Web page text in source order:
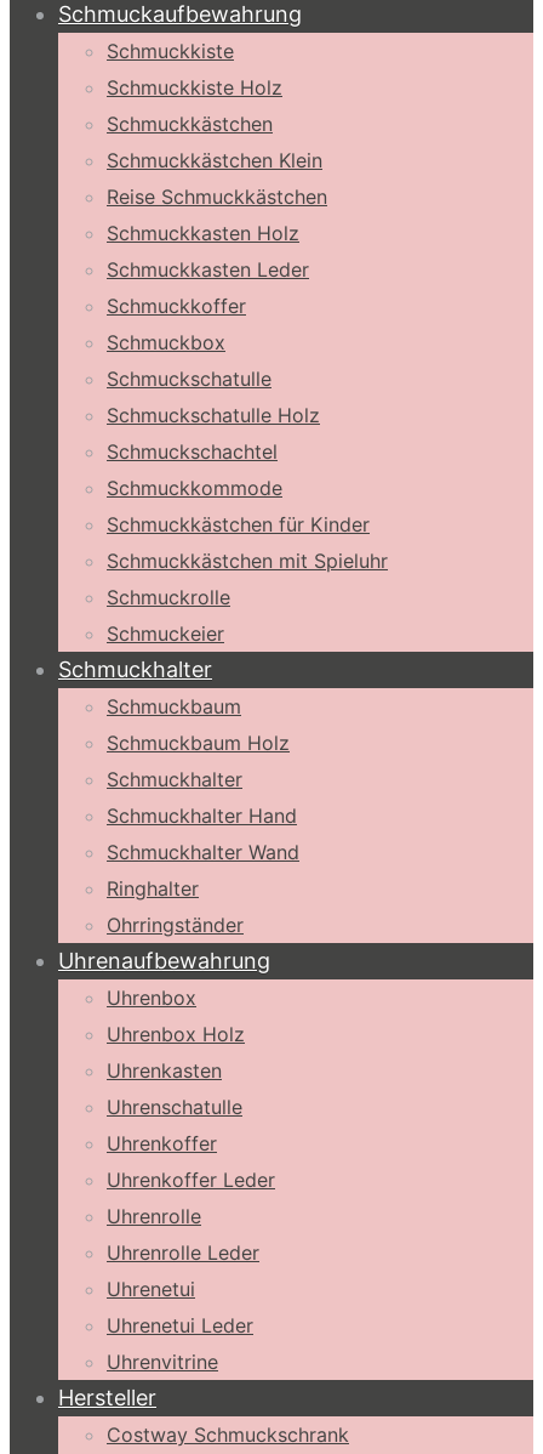
Schmuckaufbewahrung
Schmuckkiste
Schmuckkiste Holz
Schmuckkästchen
Schmuckkästchen Klein
Reise Schmuckkästchen
Schmuckkasten Holz
Schmuckkasten Leder
Schmuckkoffer
Schmuckbox
Schmuckschatulle
Schmuckschatulle Holz
Schmuckschachtel
Schmuckkommode
Schmuckkästchen für Kinder
Schmuckkästchen mit Spieluhr
Schmuckrolle
Schmuckeier
Schmuckhalter
Schmuckbaum
Schmuckbaum Holz
Schmuckhalter
Schmuckhalter Hand
Schmuckhalter Wand
Ringhalter
Ohrringständer
Uhrenaufbewahrung
Uhrenbox
Uhrenbox Holz
Uhrenkasten
Uhrenschatulle
Uhrenkoffer
Uhrenkoffer Leder
Uhrenrolle
Uhrenrolle Leder
Uhrenetui
Uhrenetui Leder
Uhrenvitrine
Hersteller
Costway Schmuckschrank